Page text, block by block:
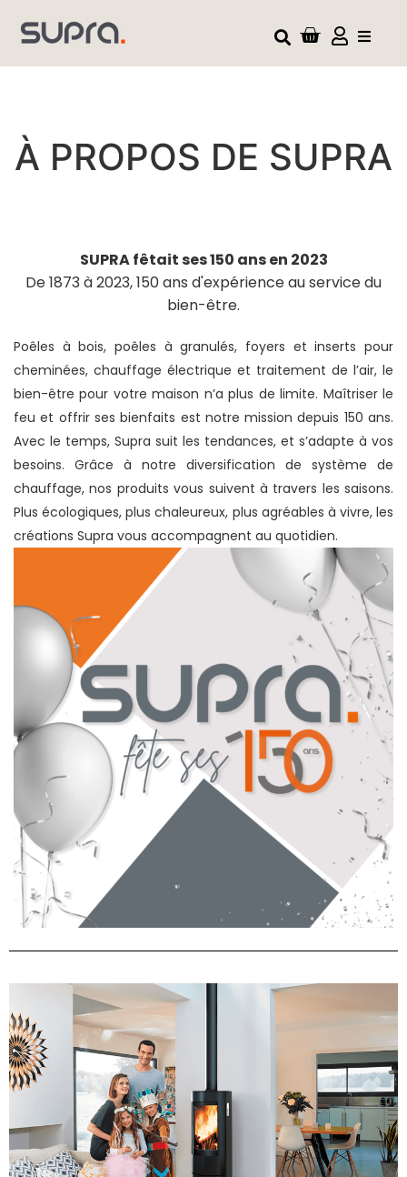
À PROPOS DE SUPRA
SUPRA fêtait ses 150 ans en 2023
De 1873 à 2023, 150 ans d'expérience au service du
bien-être.
Poêles à bois, poêles à granulés, foyers et inserts pour
cheminées, chauffage électrique et traitement de l’air, le
bien-être pour votre maison n’a plus de limite. Maîtriser le
feu et offrir ses bienfaits est notre mission depuis 150 ans.
Avec le temps, Supra suit les tendances, et s’adapte à vos
besoins. Grâce à notre diversification de système de
chauffage, nos produits vous suivent à travers les saisons.
Plus écologiques, plus chaleureux, plus agréables à vivre, les
créations Supra vous accompagnent au quotidien.